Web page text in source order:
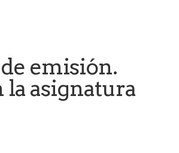
emisión.
la asignatura